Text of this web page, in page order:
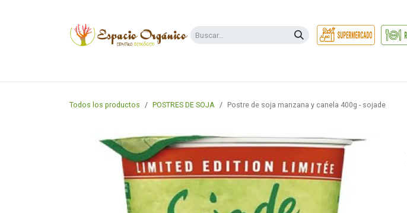
Todos los productos POSTRES DE SOJA Postre de soja manzana y canela 400g - sojade